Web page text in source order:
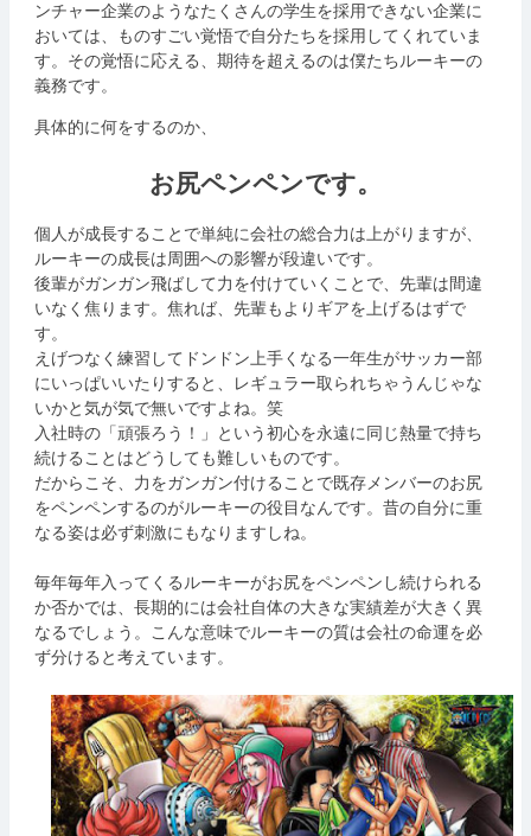
ンチャー企業のようなたくさんの学生を採用できない企業に
おいては、ものすごい覚悟で自分たちを採用してくれていま
す。その覚悟に応える、期待を超えるのは僕たちルーキーの
義務です。
具体的に何をするのか、
お尻ペンペンです。
個人が成長することで単純に会社の総合力は上がりますが、
ルーキーの成長は周囲への影響が段違いです。
後輩がガンガン飛ばして力を付けていくことで、先輩は間違
いなく焦ります。 焦れば、先輩もよりギアを上げるはずで
す。
えげつなく練習してドンドン上手くなる一年生がサッカー部
にいっぱいいたりすると、レギュラー取られちゃうんじゃな
いかと気が気で無いですよね。笑
入社時の「頑張ろう！」という初心を永遠に同じ熱量で持ち
続けることはどうしても難しいものです。
だからこそ、力をガンガン付けることで既存メンバーのお尻
をペンペンするのがルーキーの役目なんです。昔の自分に重
なる姿は必ず刺激にもなりますしね。
毎年毎年入ってくるルーキーがお尻をペンペンし続けられる
か否かでは、長期的には会社自体の大きな実績差が大きく異
なるでしょう。こんな意味でルーキーの質は会社の命運を必
ず分けると考えています。